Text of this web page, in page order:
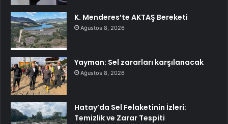
K. Menderes’te AKTAŞ Bereketi
Ağustos 8, 2026
Yayman: Sel zararları karşılanacak
Ağustos 8, 2026
Hatay’da Sel Felaketinin İzleri:
Temizlik ve Zarar Tespiti